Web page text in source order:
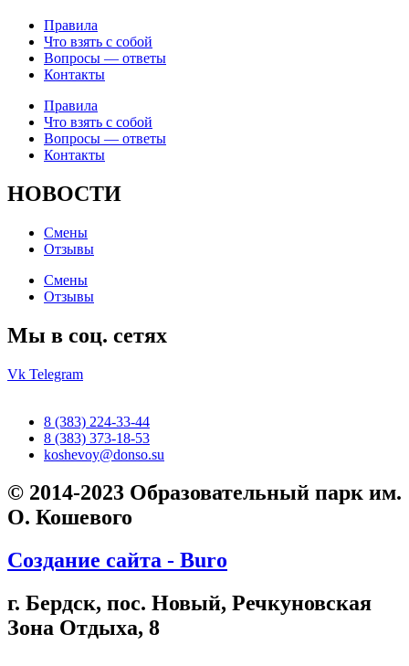
Правила
Что взять с собой
Вопросы — ответы
Контакты
Правила
Что взять с собой
Вопросы — ответы
Контакты
НОВОСТИ
Смены
Отзывы
Смены
Отзывы
Мы в соц. сетях
Vk Telegram
8 (383) 224-33-44
8 (383) 373-18-53
koshevoy@donso.su
© 2014-2023 Образовательный парк им.
О. Кошевого
Создание сайта - Buro
г. Бердск, пос. Новый, Речкуновская
Зона Отдыха, 8